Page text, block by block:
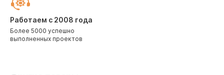
Работаем с 2008 года
Более 5000 успешно
выполненных проектов